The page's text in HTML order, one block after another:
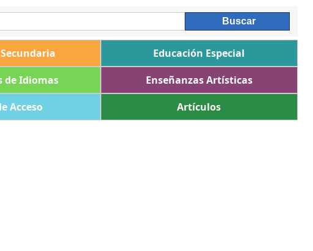
Educación Especial
de Idiomas
Enseñanzas Artísticas
Acceso Artículos